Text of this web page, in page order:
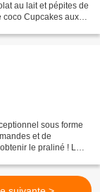
au lait et pépites de
coco Cupcakes aux
sous forme
et de
le praliné ! Le